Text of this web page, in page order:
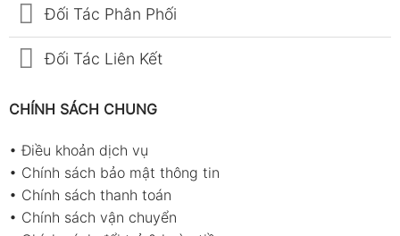
Đối Tác Phân Phối
Đối Tác Liên Kết
CHÍNH SÁCH CHUNG
•Điều khoản dịch vụ
• Chính sách bảo mật thông tin
• Chính sách thanh toán
• Chính sách vận chuyển